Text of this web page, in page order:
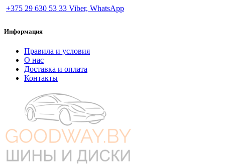
+375 29 630 53 33 Viber, WhatsApp
Информация
Правила и условия
О нас
Доставка и оплата
Контакты